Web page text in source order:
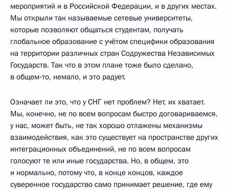
мероприятий и в Российской Федерации, и в других местах.
Мы открыли так называемые сетевые университеты,
которые позволяют общаться студентам, получать
глобальное образование с учётом специфики образования
на территории различных стран Содружества Независимых
Государств. Так что в этом плане тоже было сделано,
в общем‑то, немало, и это радует.
Означает ли это, что у СНГ нет проблем? Нет, их хватает.
Мы, конечно, не по всем вопросам быстро договариваемся,
у нас, может быть, не так хорошо отлажены механизмы
взаимодействия, как это существует на пространстве других
интеграционных объединений, не по всем вопросам
голосуют те или иные государства. Но, в общем, это
и нормально, потому что, в конце концов, каждое
суверенное государство само принимает решение, где ему